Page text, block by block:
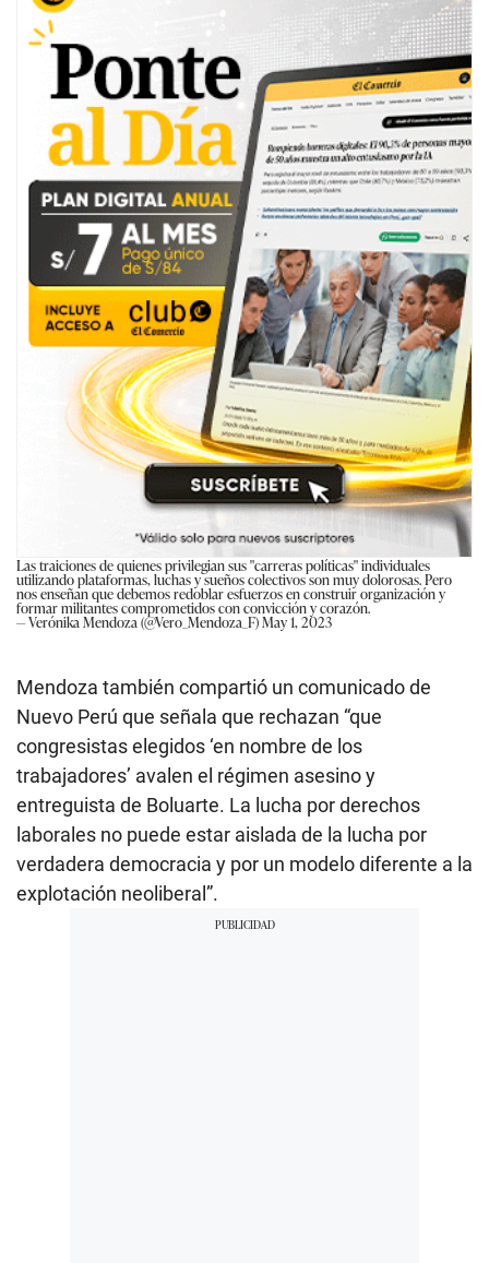
Las traiciones de quienes privilegian sus "carreras políticas" individuales
utilizando plataformas, luchas y sueños colectivos son muy dolorosas. Pero
nos enseñan que debemos redoblar esfuerzos en construir organización y
formar militantes comprometidos con convicción y corazón.
— Verónika Mendoza (@Vero_Mendoza_F)May 1, 2023
Mendoza también compartió un comunicado de
Nuevo Perú que señala que rechazan “que
congresistas elegidos ‘en nombre de los
trabajadores’ avalen el régimen asesino y
entreguista de Boluarte. La lucha por derechos
laborales no puede estar aislada de la lucha por
verdadera democracia y por un modelo diferente a la
explotación neoliberal”.